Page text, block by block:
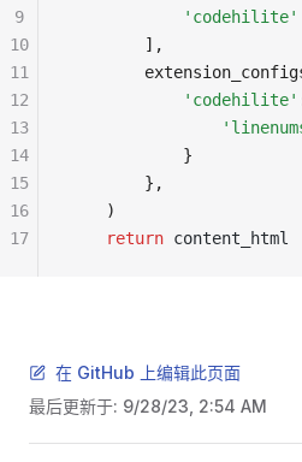
            'codehilite'
        ],
            'codehilite'
            }
        },
    )
    return
content_html
9
10
11
12
13
14
15
16
17
在 GitHub 上编辑此页面
最后更新于: 9/28/23, 2:54 AM